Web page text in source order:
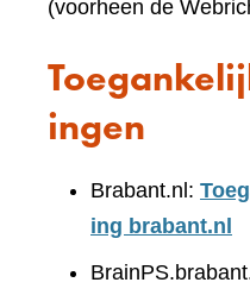
(voorheen de
ingen
Brabant.nl:
ing brabant.nl